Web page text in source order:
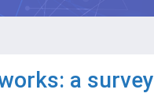
a survey